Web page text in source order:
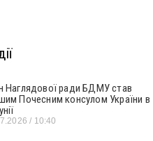
Наглядової ради БДМУ став
Почесним консулом України в
10:40